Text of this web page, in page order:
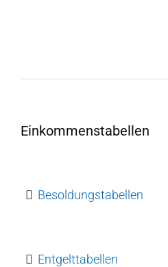
Einkommenstabellen
Besoldungstabellen
Entgelttabellen